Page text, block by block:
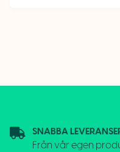
SNABBA
Från vår egen